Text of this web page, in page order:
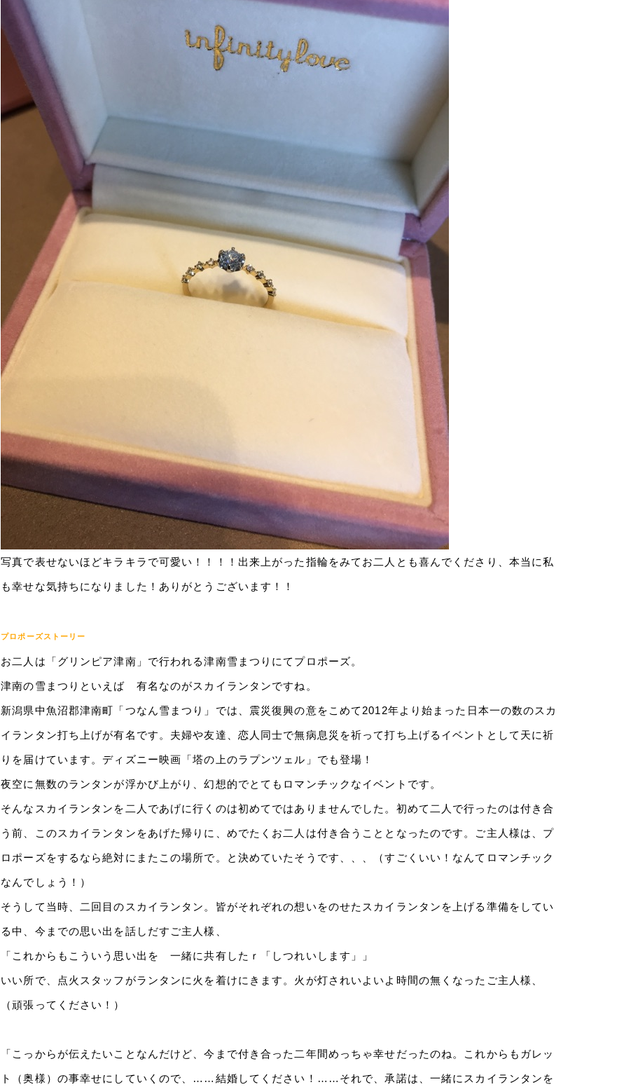
写真で表せないほどキラキラで可愛い！！！！出来上がった指輪をみてお二人とも喜んでくださり、本当に私
も幸せな気持ちになりました！ありがとうございます！！
プロポーズストーリー
お二人は「グリンピア津南」で行われる津南雪まつりにてプロポーズ。
津南の雪まつりといえば 有名なのがスカイランタンですね。
新潟県中魚沼郡津南町「つなん雪まつり」では、震災復興の意をこめて2012年より始まった日本一の数のスカ
イランタン打ち上げが有名です。夫婦や友達、恋人同士で無病息災を祈って打ち上げるイベントとして天に祈
りを届けています。ディズニー映画「塔の上のラプンツェル」でも登場！
夜空に無数のランタンが浮かび上がり、幻想的でとてもロマンチックなイベントです。
そんなスカイランタンを二人であげに行くのは初めてではありませんでした。初めて二人で行ったのは付き合
う前、このスカイランタンをあげた帰りに、めでたくお二人は付き合うこととなったのです。ご主人様は、プ
ロポーズをするなら絶対にまたこの場所で。と決めていたそうです、、、（すごくいい！なんてロマンチック
なんでしょう！）
そうして当時、二回目のスカイランタン。皆がそれぞれの想いをのせたスカイランタンを上げる準備をしてい
る中、今までの思い出を話しだすご主人様、
「これからもこういう思い出を 一緒に共有したｒ「しつれいします」」
いい所で、点火スタッフがランタンに火を着けにきます。火が灯されいよいよ時間の無くなったご主人様、
（頑張ってください！）
「こっからが伝えたいことなんだけど、今まで付き合った二年間めっちゃ幸せだったのね。これからもガレッ
ト（奥様）の事幸せにしていくので、……結婚してください！……それで、承諾は、一緒にスカイランタンを